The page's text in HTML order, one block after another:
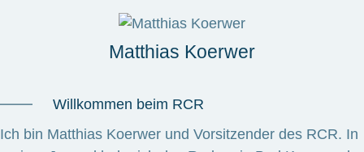
Matthias Koerwer
Willkommen beim RCR
Ich bin Matthias Koerwer und Vorsitzender des RCR. In